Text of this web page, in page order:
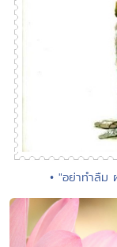
• "อย่าทำลืม